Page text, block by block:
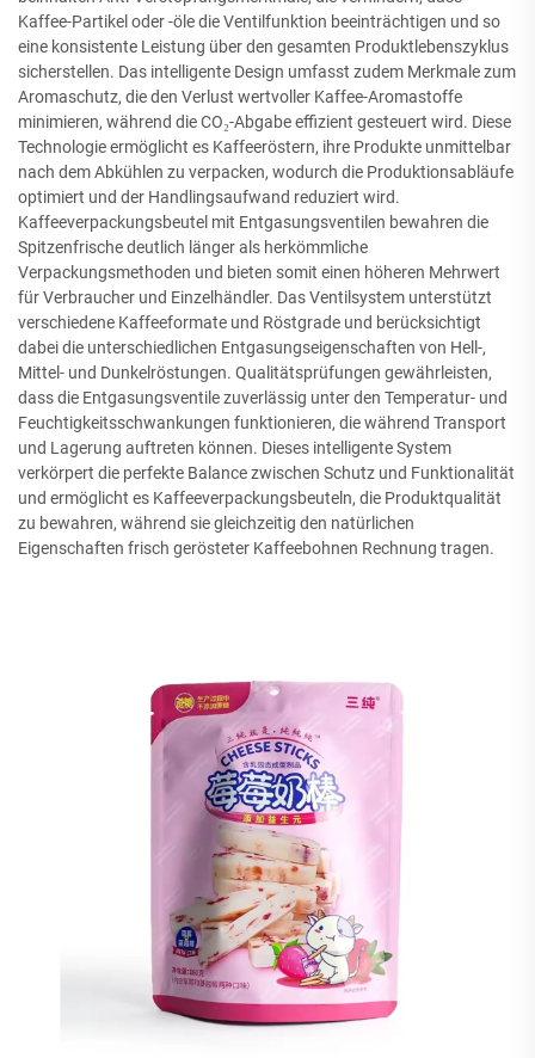
Kaffee-Partikel oder -öle die Ventilfunktion beeinträchtigen und so
eine konsistente Leistung über den gesamten Produktlebenszyklus
sicherstellen. Das intelligente Design umfasst zudem Merkmale zum
Aromaschutz, die den Verlust wertvoller Kaffee-Aromastoffe
minimieren, während die CO₂-Abgabe effizient gesteuert wird. Diese
Technologie ermöglicht es Kaffeeröstern, ihre Produkte unmittelbar
nach dem Abkühlen zu verpacken, wodurch die Produktionsabläufe
optimiert und der Handlingsaufwand reduziert wird.
Kaffeeverpackungsbeutel mit Entgasungsventilen bewahren die
Spitzenfrische deutlich länger als herkömmliche
Verpackungsmethoden und bieten somit einen höheren Mehrwert
für Verbraucher und Einzelhändler. Das Ventilsystem unterstützt
verschiedene Kaffeeformate und Röstgrade und berücksichtigt
dabei die unterschiedlichen Entgasungseigenschaften von Hell-,
Mittel- und Dunkelröstungen. Qualitätsprüfungen gewährleisten,
dass die Entgasungsventile zuverlässig unter den Temperatur- und
Feuchtigkeitsschwankungen funktionieren, die während Transport
und Lagerung auftreten können. Dieses intelligente System
verkörpert die perfekte Balance zwischen Schutz und Funktionalität
und ermöglicht es Kaffeeverpackungsbeuteln, die Produktqualität
zu bewahren, während sie gleichzeitig den natürlichen
Eigenschaften frisch gerösteter Kaffeebohnen Rechnung tragen.